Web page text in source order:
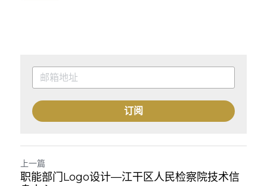
订阅
上一篇
职能部门Logo设计—江干区人民检察院技术信